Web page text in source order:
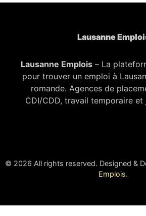
Lausanne
Lausanne Emplois– La
pour trouver un emploi à
romande. Agences de
CDI/CDD, travail temporaire et
© 2026 All rights reserved. Designed &
Emplois.